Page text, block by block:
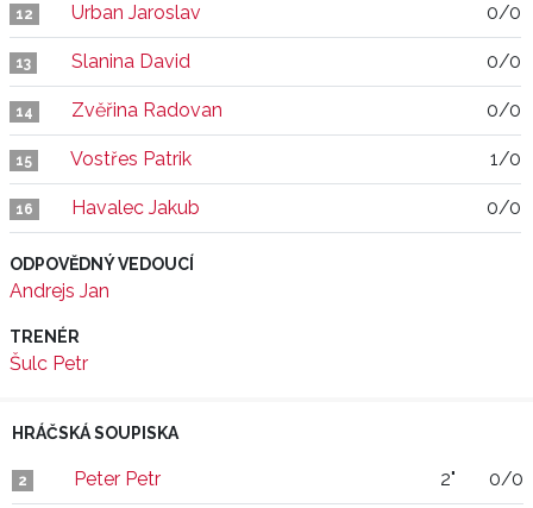
12 Urban Jaroslav 0/0
13 Slanina David 0/0
14 Zvěřina Radovan 0/0
15 Vostřes Patrik 1/0
16 Havalec Jakub 0/0
ODPOVĚDNÝ VEDOUCÍ
Andrejs Jan
TRENÉR
Šulc Petr
HRÁČSKÁ SOUPISKA
2 Peter Petr 2" 0/0